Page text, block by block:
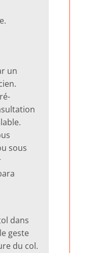
un
sous
dans
geste
du col.